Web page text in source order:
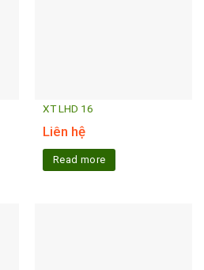
XT LHD 16
Liên hệ
Read more